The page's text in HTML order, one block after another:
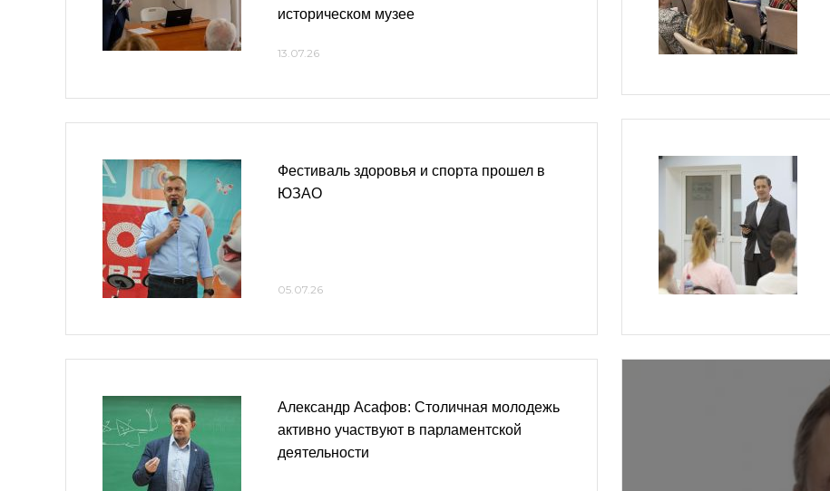
историческом музее
13.07.26
Фестиваль здоровья и спорта прошел в
ЮЗАО
05.07.26
Александр Асафов: Cтоличная молодежь
активно участвуют в парламентской
деятельности